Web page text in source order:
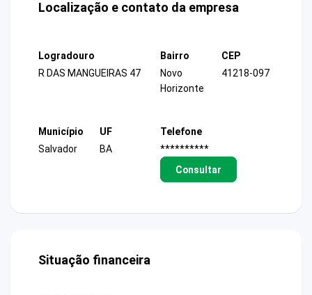
Localização e contato da empresa
Logradouro
R DAS MANGUEIRAS 47
Bairro
Novo
Horizonte
CEP
41218-097
Município
Salvador
UF
BA
Telefone
**********
Consultar
Situação financeira